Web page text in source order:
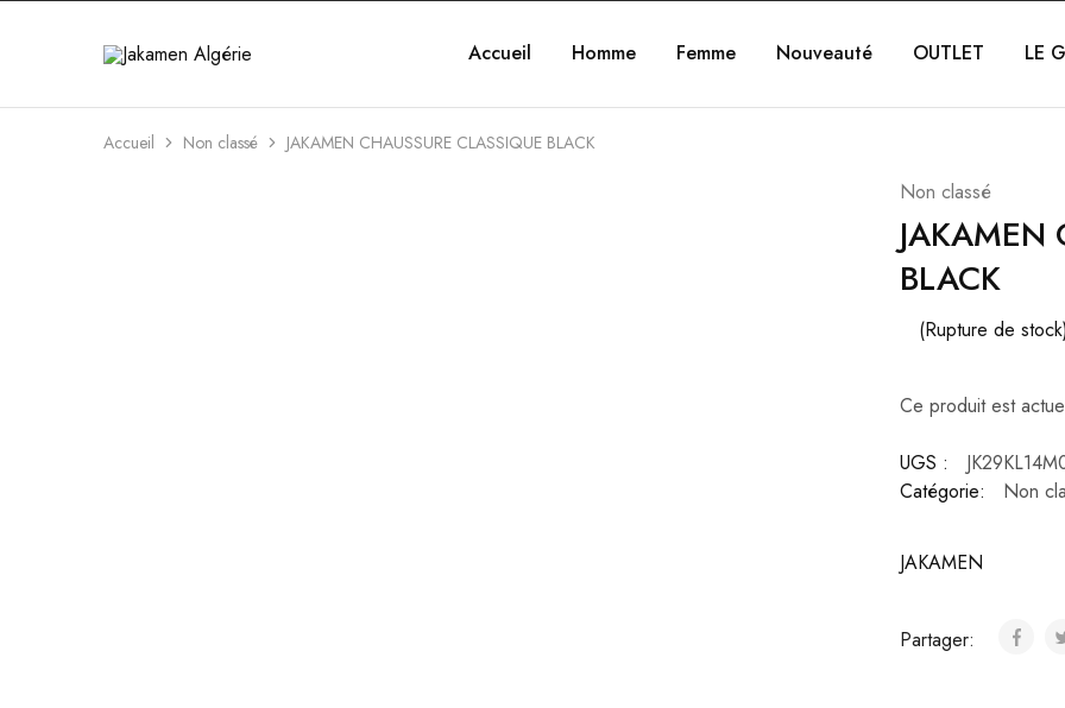
Jakamen Accueil Homme Femme Nouveauté OUTLET LE
Accueil Non classé JAKAMEN CHAUSSURE CLASSIQUE BLACK
Non classé
JAKAMEN
BLACK
(Rupture de stock)
Ce produit est
UGS :
Catégorie:
Non
JAKAMEN
Partager: